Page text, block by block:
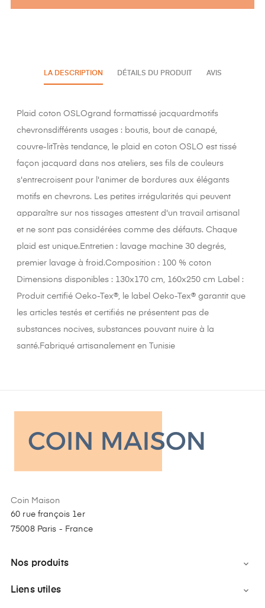
LA DESCRIPTION DÉTAILS DU PRODUIT AVIS
Plaid coton OSLOgrand formattissé jacquardmotifs
chevronsdifférents usages : boutis, bout de canapé,
couvre-litTrès tendance, le plaid en coton OSLO est tissé
façon jacquard dans nos ateliers, ses fils de couleurs
s'entrecroisent pour l'animer de bordures aux élégants
motifs en chevrons. Les petites irrégularités qui peuvent
apparaître sur nos tissages attestent d'un travail artisanal
et ne sont pas considérées comme des défauts. Chaque
plaid est unique.Entretien : lavage machine 30 degrés,
premier lavage à froid.Composition : 100 % coton
Dimensions disponibles : 130x170 cm, 160x250 cm Label :
Produit certifié Oeko-Tex®, le label Oeko-Tex® garantit que
les articles testés et certifiés ne présentent pas de
substances nocives, substances pouvant nuire à la
santé.Fabriqué artisanalement en Tunisie
Coin Maison
60 rue françois 1er
75008 Paris - France
Nos produits 
Liens utiles 